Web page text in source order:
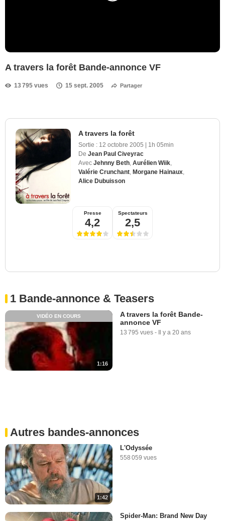
A travers la forêt Bande-annonce VF
13 795 vues 15 sept. 2005 Partager
A travers la forêt
Sortie : 12 octobre 2005 | 1h 05min
De Jean Paul Civeyrac
Avec Jehnny Beth Aurélien Wiik
Valérie Crunchant Morgane Hainaux
Alice Dubuisson
Presse
4,2
Spectateurs
2,5
1 Bande-annonce & Teasers
1:16
VIDÉO EN COURS
A travers la forêt Bande-
annonce VF
13 795 vues - Il y a 20 ans
Autres bandes-annonces
1:42
L'Odyssée
558 059 vues
Spider-Man: Brand New Day